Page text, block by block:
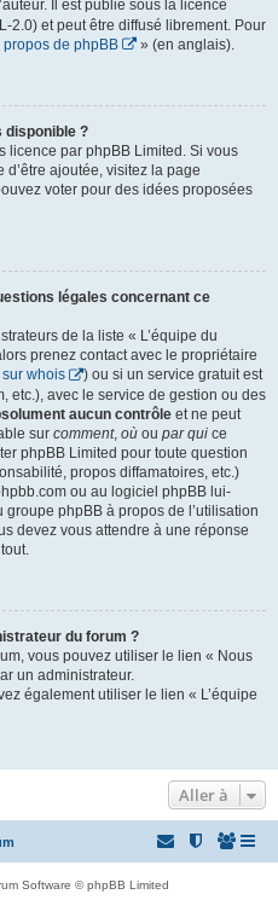
Il est publié sous la licence
2.0) et peut être diffusé librement. Pour
propos de phpBB » (en anglais).
disponible ?
licence par phpBB Limited. Si vous
ajoutée, visitez la page
voter pour des idées proposées
légales concernant ce
de la liste « L’équipe du
prenez contact avec le propriétaire
whois
) ou si un service gratuit est
etc.), avec le service de gestion ou des
aucun contrôle et ne peut
sur comment, où ou par qui ce
phpBB Limited pour toute question
propos diffamatoires, etc.)
ou au logiciel phpBB lui-
phpBB à propos de l’utilisation
devez vous attendre à une réponse
du forum ?
vous pouvez utiliser le lien « Nous
un administrateur.
également utiliser le lien « L’équipe
Aller à
Software © phpBB Limited